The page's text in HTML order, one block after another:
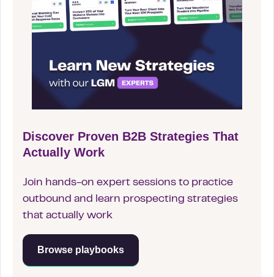
Discover Proven B2B Strategies That
Actually Work
Join hands-on expert sessions to practice
outbound and learn prospecting strategies
that actually work
Browse playbooks